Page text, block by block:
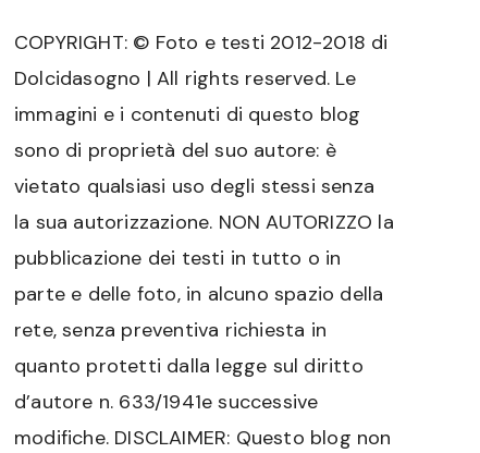
COPYRIGHT: © Foto e testi 2012-2018 di
Dolcidasogno | All rights reserved. Le
immagini e i contenuti di questo blog
sono di proprietà del suo autore: è
vietato qualsiasi uso degli stessi senza
la sua autorizzazione. NON AUTORIZZO la
pubblicazione dei testi in tutto o in
parte e delle foto, in alcuno spazio della
rete, senza preventiva richiesta in
quanto protetti dalla legge sul diritto
d’autore n. 633/1941e successive
modifiche. DISCLAIMER: Questo blog non